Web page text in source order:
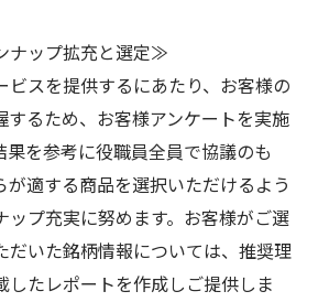
ナップ拡充と選定≫
スを提供するにあたり、お客様の
するため、お客様アンケートを実施
果を参考に役職員全員で協議のも
が適する商品を選択いただけるよう
ップ充実に努めます。お客様がご選
だいた銘柄情報については、推奨理
したレポートを作成しご提供しま